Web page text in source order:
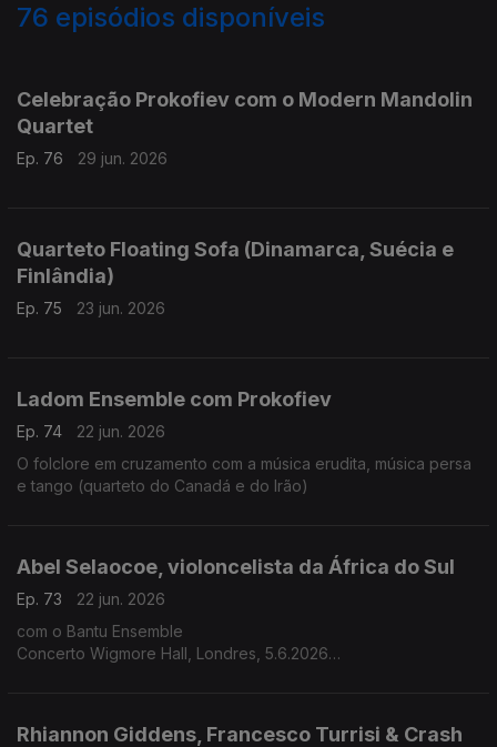
76 episódios disponíveis
Celebração Prokofiev com o Modern Mandolin
Quartet
Ep. 76 29 jun. 2026
Quarteto Floating Sofa (Dinamarca, Suécia e
Finlândia)
Ep. 75 23 jun. 2026
Ladom Ensemble com Prokofiev
Ep. 74
22 jun. 2026
O folclore em cruzamento com a música erudita, música persa
e tango (quarteto do Canadá e do Irão)
Abel Selaocoe, violoncelista da África do Sul
Ep. 73
22 jun. 2026
com o Bantu Ensemble
Concerto Wigmore Hall, Londres, 5.6.2026
Rhiannon Giddens, Francesco Turrisi & Crash